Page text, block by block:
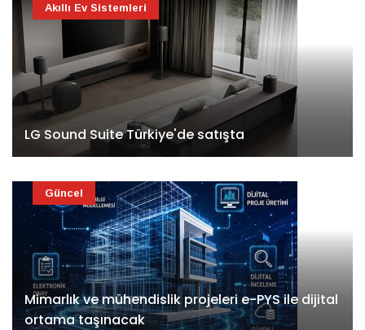
LG Sound Suite Türkiye'de satışta
Akıllı Ev Sistemleri
Mimarlık ve mühendislik projeleri e-PYS ile dijital
ortama taşınacak
Güncel